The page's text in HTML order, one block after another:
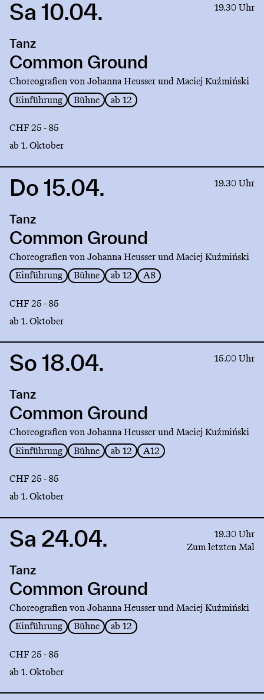
Link
Common
Ground
Sa 10.04. 19.30 Uhr
Tanz
Common Ground
Choreografien von Johanna Heusser und Maciej Kuźmiński
Einführung
Bühne ab 12
CHF 25 - 85
ab 1. Oktober
Link
Common
Ground
Do 15.04. 19.30 Uhr
Tanz
Common Ground
Choreografien von Johanna Heusser und Maciej Kuźmiński
Einführung
Bühne ab 12 A8
CHF 25 - 85
ab 1. Oktober
Link
Common
Ground
So 18.04. 15.00 Uhr
Tanz
Common Ground
Choreografien von Johanna Heusser und Maciej Kuźmiński
Einführung
Bühne ab 12 A12
CHF 25 - 85
ab 1. Oktober
Link
Common
Ground
Sa 24.04.
19.30 Uhr
Zum letzten Mal
Tanz
Common Ground
Choreografien von Johanna Heusser und Maciej Kuźmiński
Einführung
Bühne ab 12
CHF 25 - 85
ab 1. Oktober